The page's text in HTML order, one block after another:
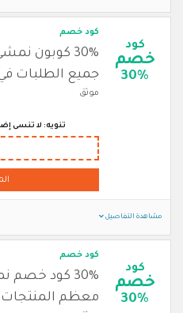
كود
خصم
30%
كود خصم
30% كوبون
جميع الطلبات
موثق
تنويه: لا تنسى
مشاهدة التفاصيل
كود
خصم
30%
كود خصم
30% كود
معظم المنتجات